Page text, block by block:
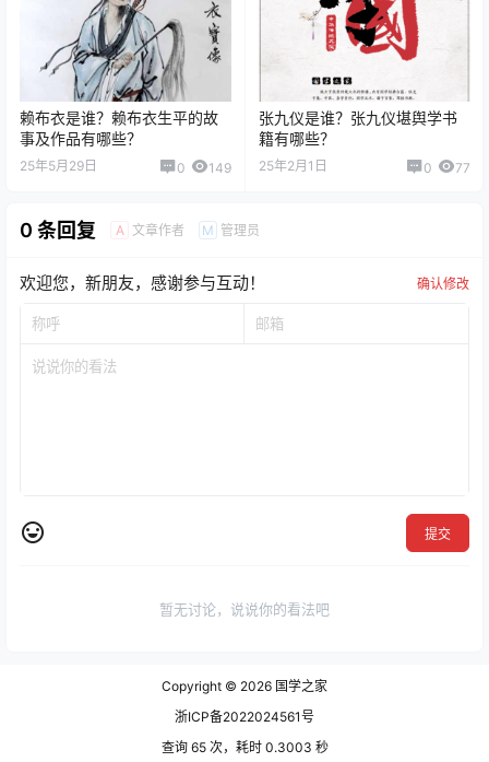
赖布衣是谁？赖布衣生平的故
事及作品有哪些？
25年5月29日 0 149
张九仪是谁？张九仪堪舆学书
籍有哪些？
25年2月1日 0 77
0 条回复 A 文章作者 M 管理员
欢迎您，新朋友，感谢参与互动！ 确认修改
提交
暂无讨论，说说你的看法吧
Copyright © 2026 国学之家
浙ICP备2022024561号
查询 65 次，耗时 0.3003 秒